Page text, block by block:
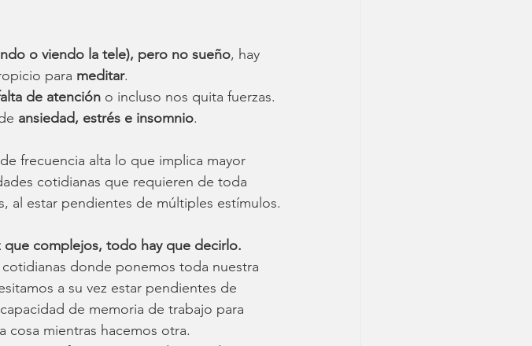
o viendo la tele), pero no sueño, hay
para meditar.
de atención o incluso nos quita fuerzas.
ansiedad, estrés e insomnio.
frecuencia alta lo que implica mayor
cotidianas que requieren de toda
al estar pendientes de múltiples estímulos.
que complejos, todo hay que decirlo.
donde ponemos toda nuestra
a su vez estar pendientes de
de memoria de trabajo para
cosa mientras hacemos otra.